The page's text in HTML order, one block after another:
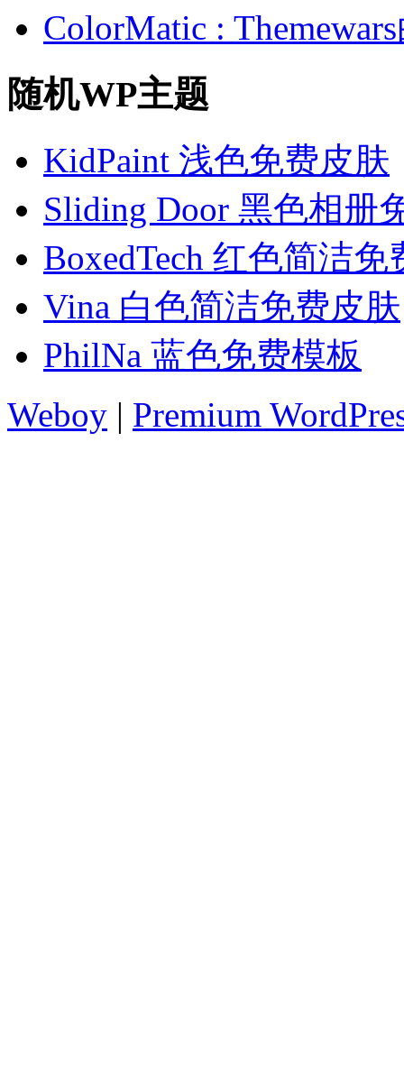
ColorMatic :
随机WP主题
KidPaint 浅色免费皮肤
Sliding Door 黑色相册
BoxedTech 红色简洁免
Vina 白色简洁免费皮肤
PhilNa 蓝色免费模板
Weboy | Premium